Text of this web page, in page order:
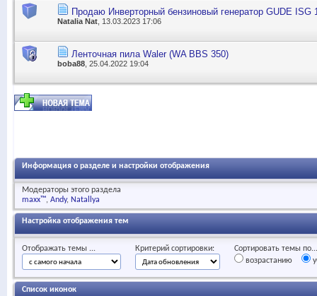
Продаю Инверторный бензиновый генератор GUDE ISG
Natalia Nat , 13.03.2023 17:06
Ленточная пила Waler (WA BBS 350)
boba88 , 25.04.2022 19:04
Информация о разделе и настройки отображения
Модераторы этого раздела
maxx™ Andy Natallya
Настройка отображения тем
Отображать темы ... Критерий сортировки:
Сортировать темы по...
возрастанию
Список иконок